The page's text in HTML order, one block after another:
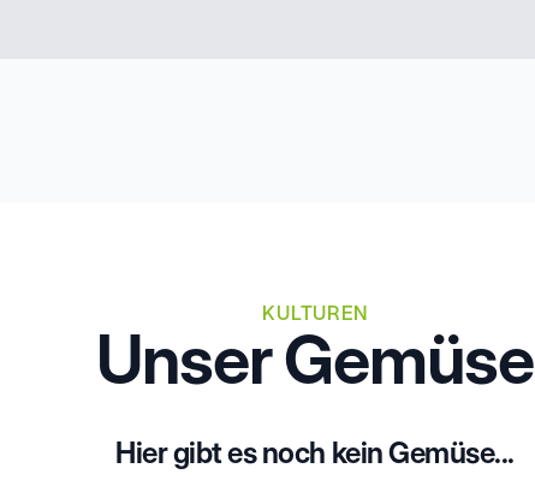
KULTUREN
Unser Gemüse
Hier gibt es noch kein Gemüse...